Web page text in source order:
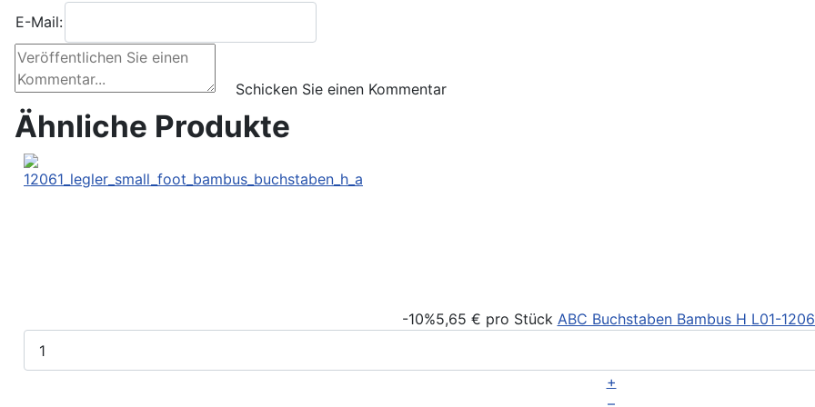
E-Mail:
Ähnliche Produkte
-10%5,65 € pro Stück ABC Buchstaben Bambus H L01-
+